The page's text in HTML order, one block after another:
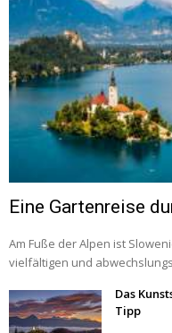
Eine Gartenreise
Am Fuße der Alpen ist
vielfältigen und
Das
Tipp